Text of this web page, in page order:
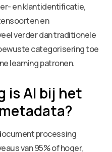
en klantidentificatie,
en
verder dan traditionele
categorisering toe
learning patronen.
is AI bij het
processing
van 95% of hoger,